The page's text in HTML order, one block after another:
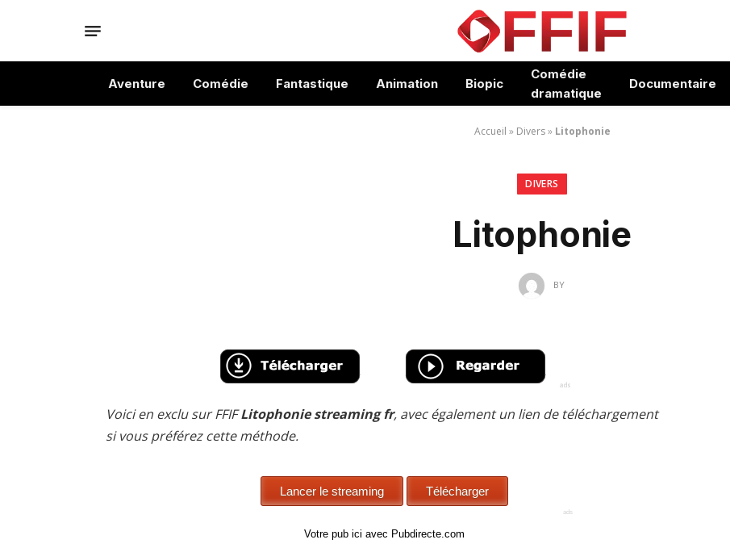
Aventure Comédie Fantastique Animation Biopic
Comédie
dramatique
Documentaire
Accueil » Divers» Litophonie
DIVERS
Litophonie
BY
Voici en exclu sur FFIFLitophonie streaming fr, avec également un lien de téléchargement
si vous préférez cette méthode.
Votre pub ici avec Pubdirecte.com